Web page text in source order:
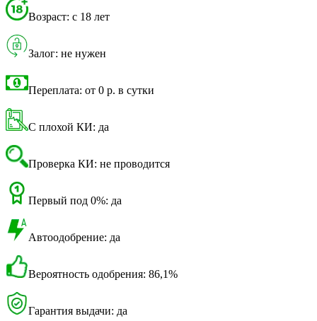
Возраст: с 18 лет
Залог: не нужен
Переплата: от 0 р. в сутки
С плохой КИ: да
Проверка КИ: не проводится
Первый под 0%: да
Автоодобрение: да
Вероятность одобрения: 86,1%
Гарантия выдачи: да